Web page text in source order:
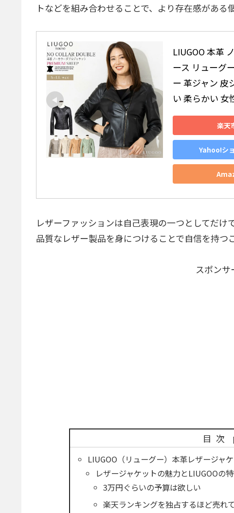
トなどを組み合わせることで、より存在感がある
LIUGOO 本革
ース リューグ
ー 革ジャン 皮
い 柔らかい 女
楽天
Yahoo!シ
レザーファッションは自己表現の一つとしてだ
品質なレザー製品を身につけることで自信を持つ
スポンサ
目次
LIUGOO（リューグー）本革レザージャ
レザージャケットの魅力とLIUGOOの
3万円ぐらいの予算は欲しい
楽天ランキングを独占するほど売れ